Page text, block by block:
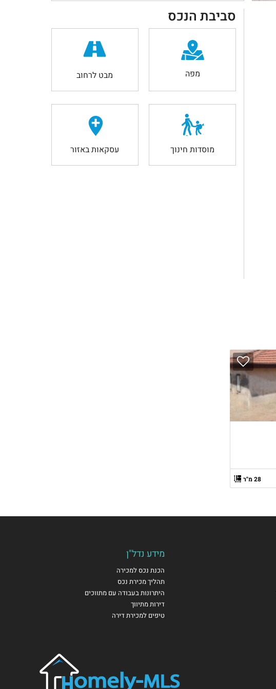
סביבת הנכס
מפה מבט לרחוב
מוסדות חינוך עסקאות באזור
28 מ"ר
מידע נדל"ן
הכנת נכס למכירה
תהליך מכירת נכס
היתרונות בעבודה עם מתווכים
דירות מתיווך
טיפים למכירת דירה